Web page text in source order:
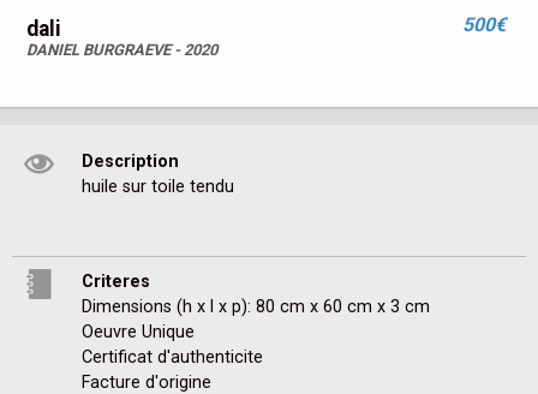
dali
DANIEL BURGRAEVE - 2020
500€
Description
huile sur toile tendu
Criteres
Dimensions (h x l x p): 80 cm x 60 cm x 3 cm
Oeuvre Unique
Certificat d'authenticite
Facture d'origine